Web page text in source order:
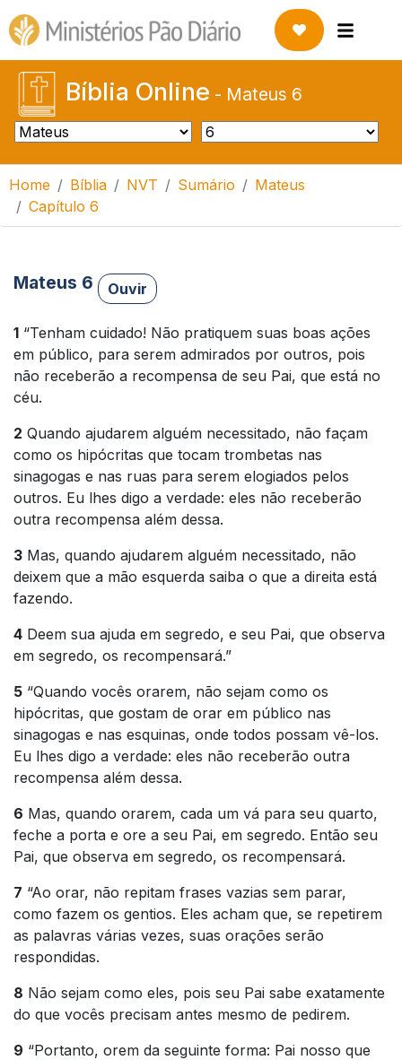
Bíblia Online - Mateus 6
Home Bíblia NVT Sumário
Mateus
Capítulo 6
Mateus 6 Ouvir
1 “Tenham cuidado! Não pratiquem suas boas ações
em público, para serem admirados por outros, pois
não receberão a recompensa de seu Pai, que está no
céu.
2 Quando ajudarem alguém necessitado, não façam
como os hipócritas que tocam trombetas nas
sinagogas e nas ruas para serem elogiados pelos
outros. Eu lhes digo a verdade: eles não receberão
outra recompensa além dessa.
3 Mas, quando ajudarem alguém necessitado, não
deixem que a mão esquerda saiba o que a direita está
fazendo.
4 Deem sua ajuda em segredo, e seu Pai, que observa
em segredo, os recompensará.”
5 “Quando vocês orarem, não sejam como os
hipócritas, que gostam de orar em público nas
sinagogas e nas esquinas, onde todos possam vê-los.
Eu lhes digo a verdade: eles não receberão outra
recompensa além dessa.
6 Mas, quando orarem, cada um vá para seu quarto,
feche a porta e ore a seu Pai, em segredo. Então seu
Pai, que observa em segredo, os recompensará.
7 “Ao orar, não repitam frases vazias sem parar,
como fazem os gentios. Eles acham que, se repetirem
as palavras várias vezes, suas orações serão
respondidas.
8 Não sejam como eles, pois seu Pai sabe exatamente
do que vocês precisam antes mesmo de pedirem.
9 “Portanto, orem da seguinte forma: Pai nosso que